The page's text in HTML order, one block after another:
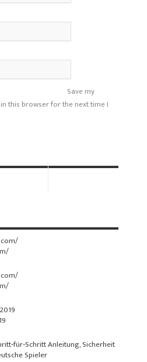
Save my
this browser for the next time I